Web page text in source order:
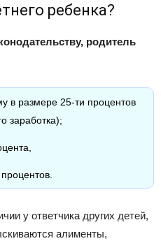
ребенка?
родитель
в размере 25-ти процентов
заработка);
у ответчика других детей,
алименты,